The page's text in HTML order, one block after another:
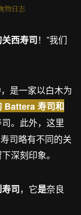
物日志
西寿司！”我们
是一家以白木为
Battera 寿司和
。此外，这里
司略有不同的关
深刻印象。
司，它是奈良